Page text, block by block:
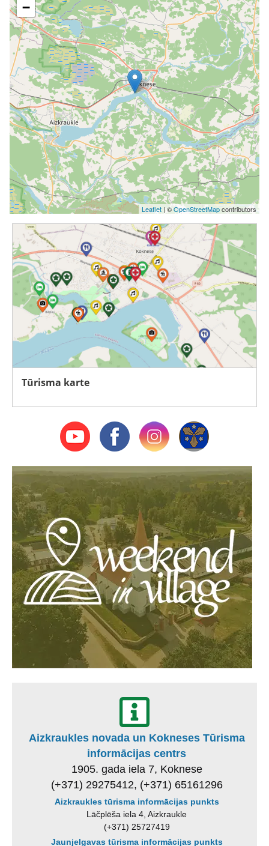
−
Leaflet | ©OpenStreetMapcontributors
Tūrisma karte
Aizkraukles novada un Kokneses Tūrisma
informācijas centrs
1905. gada iela 7, Koknese
(+371) 29275412, (+371) 65161296
Aizkraukles tūrisma informācijas punkts
Lāčplēša iela 4, Aizkraukle
(+371) 25727419
Jaunjelgavas tūrisma informācijas punkts